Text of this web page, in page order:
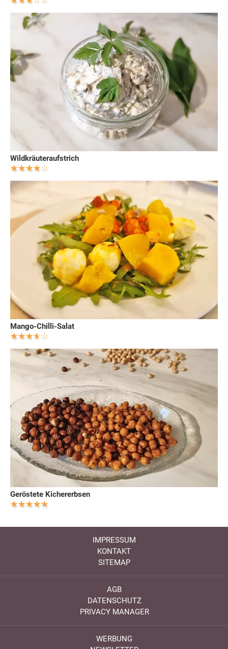
Wildkräuteraufstrich
Mango-Chilli-Salat
Geröstete Kichererbsen
IMPRESSUM
KONTAKT
SITEMAP
AGB
DATENSCHUTZ
PRIVACY MANAGER
WERBUNG